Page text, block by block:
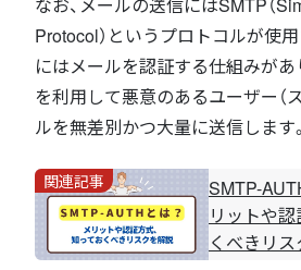
なお、メールの送信にはSMTP（
Protocol）というプロトコルが使
にはメールを認証する仕組みが
を利用して悪意のあるユーザー（
ルを無差別かつ大量に送信します。
関連記事
SMTP-
リットや認
くべきリ